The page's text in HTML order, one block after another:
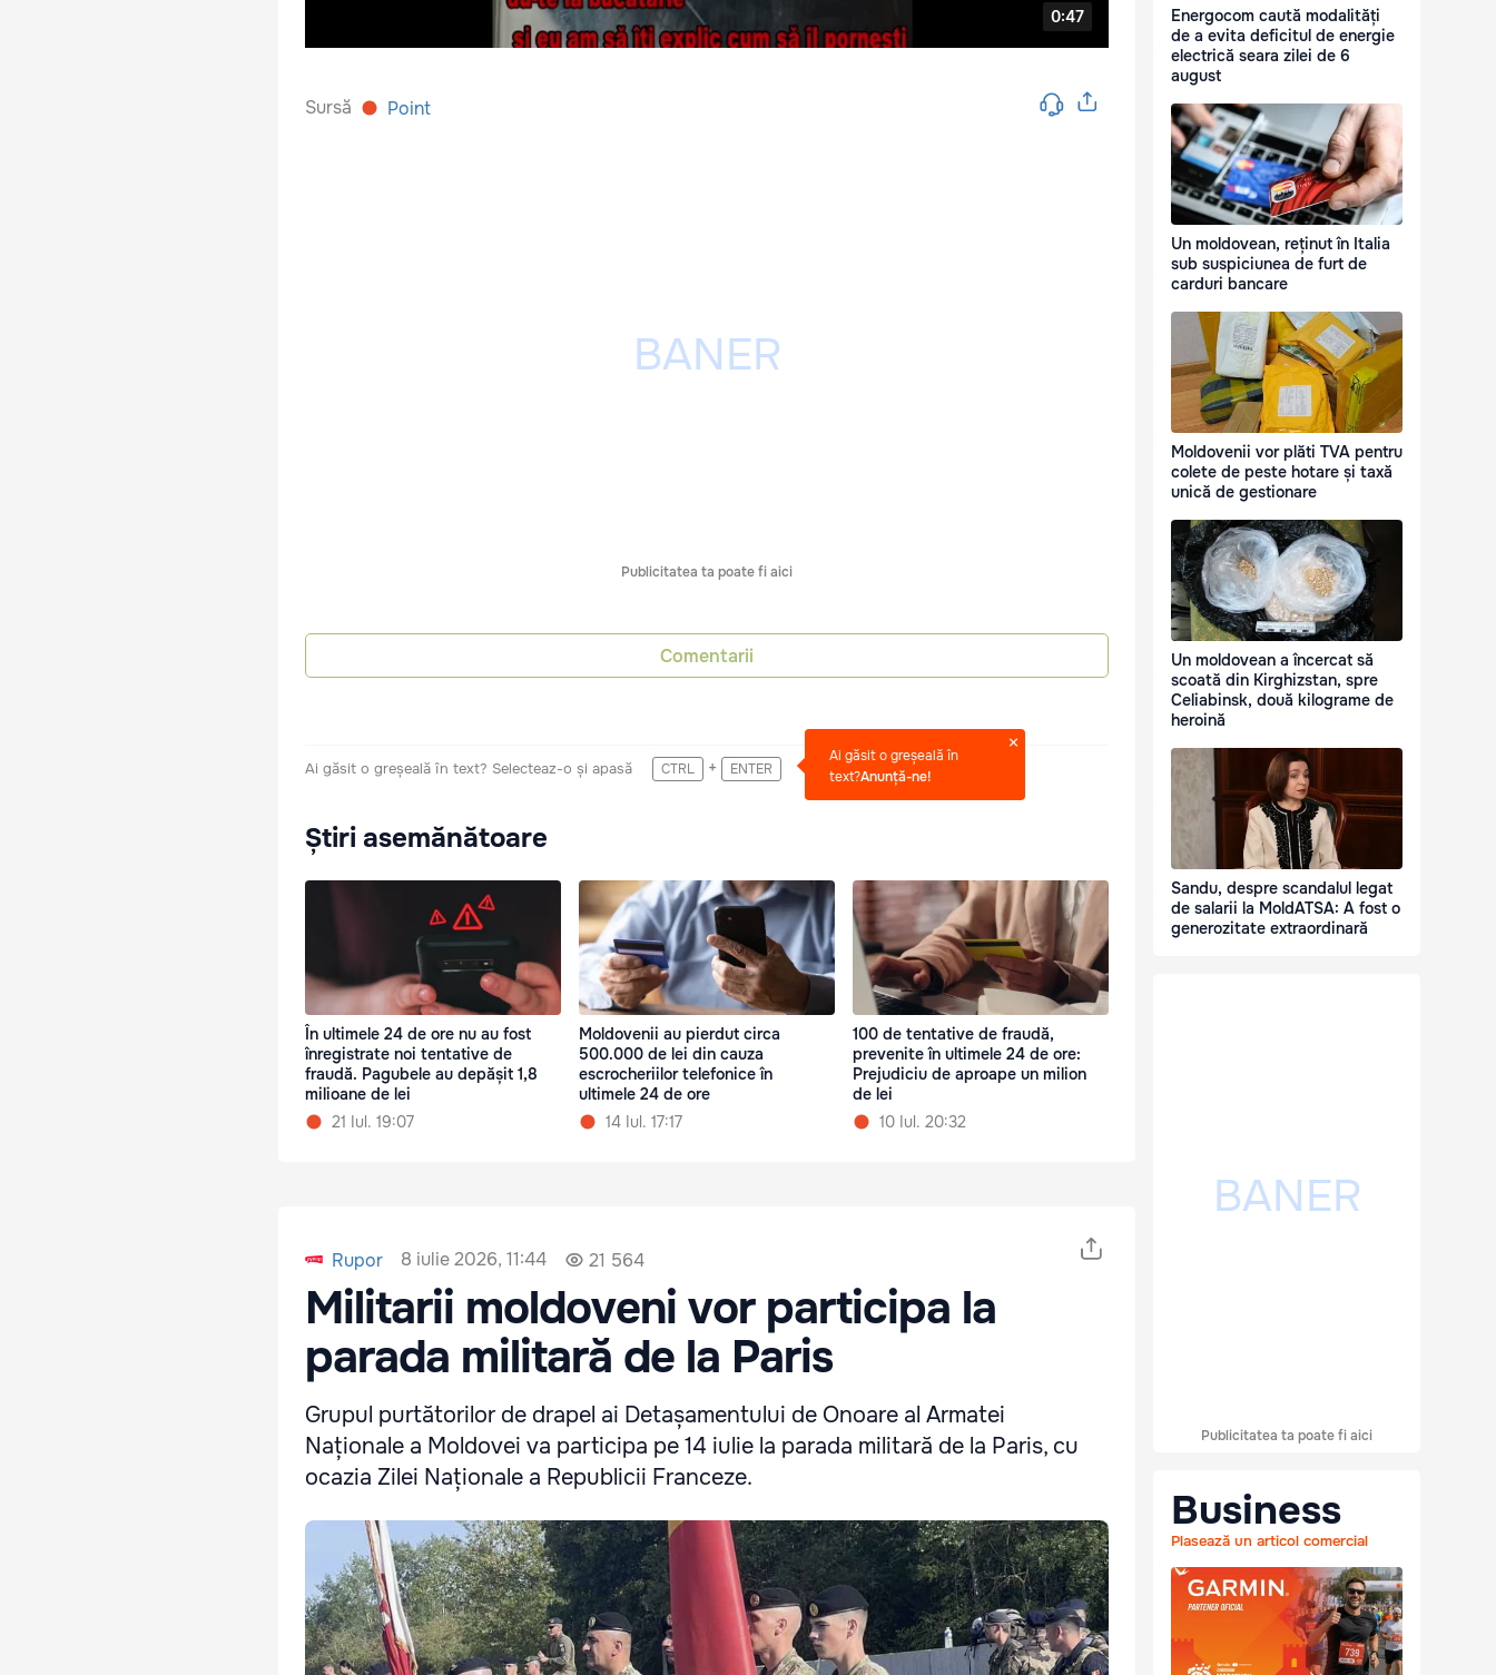
Sursă Point
Publicitatea ta poate fi aici
Comentarii
Ai găsit o greșeală în text? Selecteaz-o și apasă CTRL + ENTER
Ai găsit o greșeală în
text?Anunță-ne!
Știri asemănătoare
În ultimele 24 de ore nu au fost
înregistrate noi tentative de
fraudă. Pagubele au depășit 1,8
milioane de lei
21 Iul. 19:07
Moldovenii au pierdut circa
500.000 de lei din cauza
escrocheriilor telefonice în
ultimele 24 de ore
14 Iul. 17:17
100 de tentative de fraudă,
prevenite în ultimele 24 de ore:
Prejudiciu de aproape un milion
de lei
10 Iul. 20:32
Rupor 8 iulie 2026, 11:44 21 564
Militarii moldoveni vor participa la
parada militară de la Paris
Grupul purtătorilor de drapel ai Detașamentului de Onoare al Armatei
Naționale a Moldovei va participa pe 14 iulie la parada militară de la Paris, cu
ocazia Zilei Naționale a Republicii Franceze.
Energocom caută modalități
de a evita deficitul de energie
electrică seara zilei de 6
august
Un moldovean, reținut în Italia
sub suspiciunea de furt de
carduri bancare
Moldovenii vor plăti TVA pentru
colete de peste hotare și taxă
unică de gestionare
Un moldovean a încercat să
scoată din Kirghizstan, spre
Celiabinsk, două kilograme de
heroină
Sandu, despre scandalul legat
de salarii la MoldATSA: A fost o
generozitate extraordinară
Publicitatea ta poate fi aici
Business
Plasează un articol comercial